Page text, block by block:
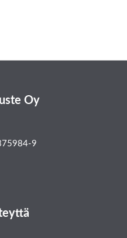
Oy
9